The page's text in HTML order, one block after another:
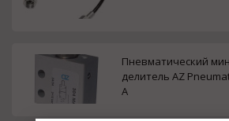
Пневматический
делитель AZ
A